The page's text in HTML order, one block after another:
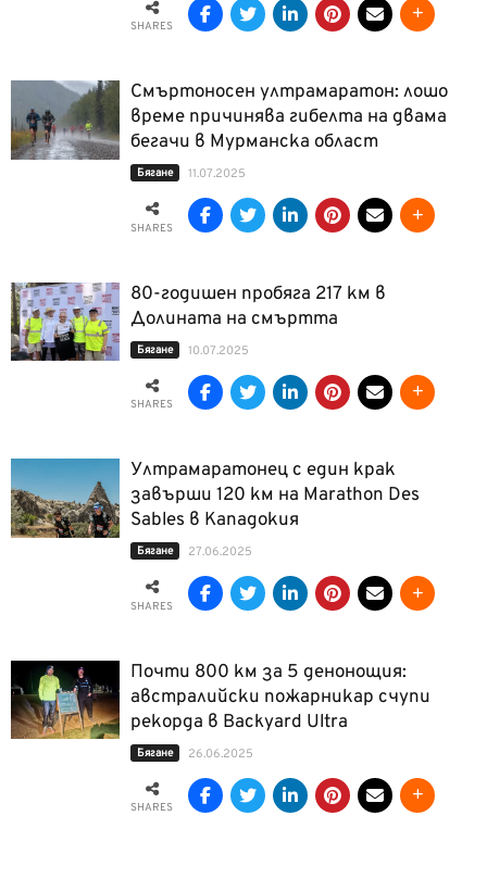
SHARES
Смъртоносен ултрамаратон: лошо
време причинява гибелта на двама
бегачи в Мурманска област
Бягане 11.07.2025
SHARES
80-годишен пробяга 217 км в
Долината на смъртта
Бягане 10.07.2025
SHARES
Ултрамаратонец с един крак
завърши 120 км на Marathon Des
Sables в Кападокия
Бягане 27.06.2025
SHARES
Почти 800 км за 5 денонощия:
австралийски пожарникар счупи
рекорда в Backyard Ultra
Бягане 26.06.2025
SHARES